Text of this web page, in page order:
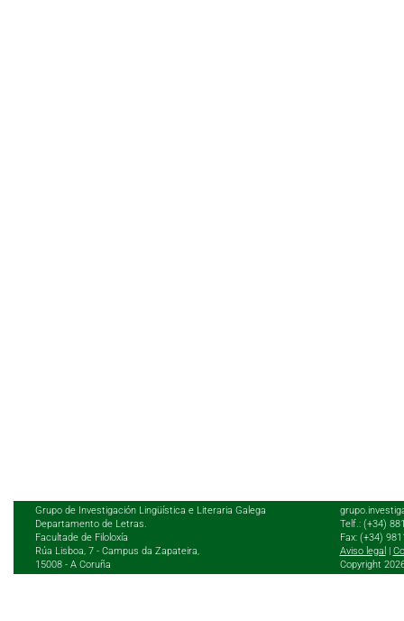
Grupo de Investigación Lingüística e Literaria Galega
Departamento de Letras.
Facultade de Filoloxía
Rúa Lisboa, 7 - Campus da Zapateira,
15008 - A Coruña
Telf.: (+34)
Fax: (+34)
Aviso legal
Copyright